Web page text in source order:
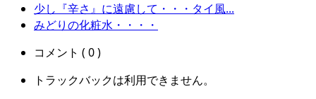
少し『辛さ』に遠慮して・・・タイ風...
みどりの化粧水・・・・
コメント ( 0 )
トラックバックは利用できません。